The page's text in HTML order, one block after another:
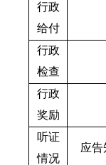
行政
给付
行政
检查
行政
奖励
听证
情况
应告